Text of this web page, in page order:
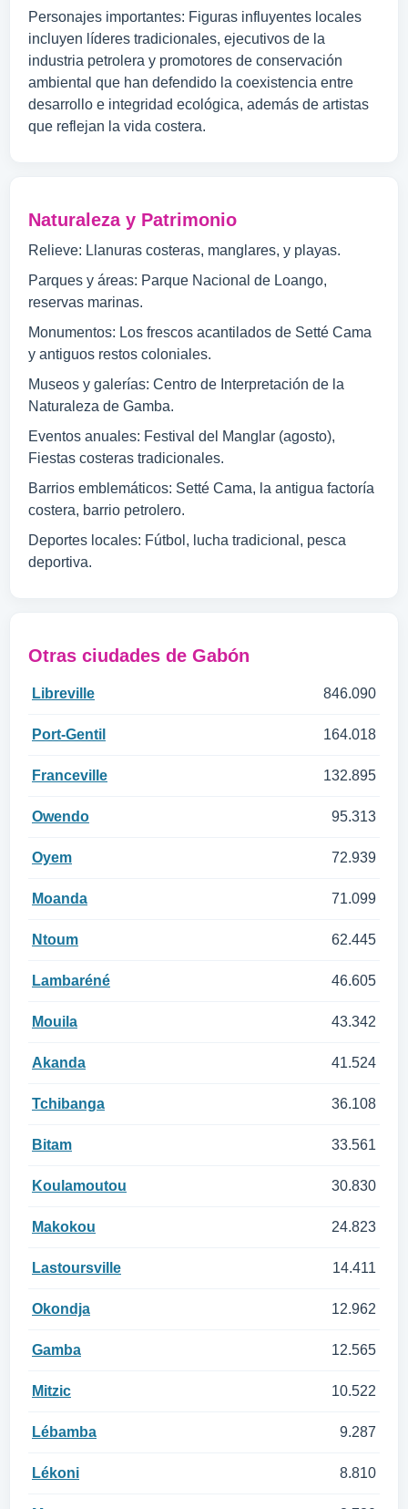
Personajes importantes: Figuras influyentes locales
incluyen líderes tradicionales, ejecutivos de la
industria petrolera y promotores de conservación
ambiental que han defendido la coexistencia entre
desarrollo e integridad ecológica, además de artistas
que reflejan la vida costera.
Naturaleza y Patrimonio
Relieve: Llanuras costeras, manglares, y playas.
Parques y áreas: Parque Nacional de Loango,
reservas marinas.
Monumentos: Los frescos acantilados de Setté Cama
y antiguos restos coloniales.
Museos y galerías: Centro de Interpretación de la
Naturaleza de Gamba.
Eventos anuales: Festival del Manglar (agosto),
Fiestas costeras tradicionales.
Barrios emblemáticos: Setté Cama, la antigua factoría
costera, barrio petrolero.
Deportes locales: Fútbol, lucha tradicional, pesca
deportiva.
Otras ciudades de Gabón
Libreville 846.090
Port-Gentil 164.018
Franceville 132.895
Owendo 95.313
Oyem 72.939
Moanda 71.099
Ntoum 62.445
Lambaréné 46.605
Mouila 43.342
Akanda 41.524
Tchibanga 36.108
Bitam 33.561
Koulamoutou 30.830
Makokou 24.823
Lastoursville 14.411
Okondja 12.962
Gamba 12.565
Mitzic 10.522
Lébamba 9.287
Lékoni 8.810